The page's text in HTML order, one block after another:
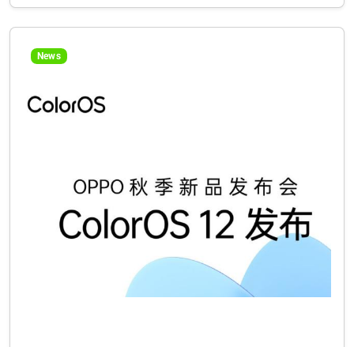
News